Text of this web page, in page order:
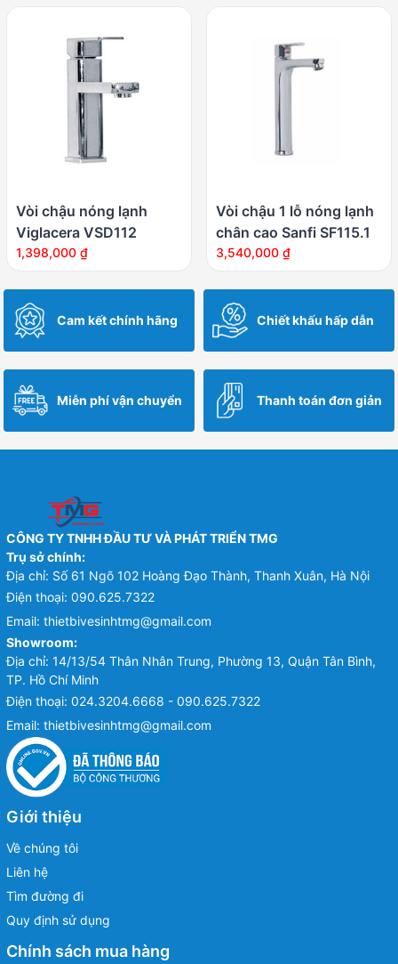
Vòi chậu nóng lạnh
Viglacera VSD112
1,398,000 ₫
Vòi chậu 1 lỗ nóng lạnh
chân cao Sanfi SF115.1
3,540,000 ₫
Cam kết chính hãng Chiết khấu hấp dẫn
Miễn phí vận chuyển Thanh toán đơn giản
CÔNG TY TNHH ĐẦU TƯ VÀ PHÁT TRIỂN TMG
Trụ sở chính:
Địa chỉ: Số 61 Ngõ 102 Hoàng Đạo Thành, Thanh Xuân, Hà Nội
Điện thoại: 090.625.7322
Email: thietbivesinhtmg@gmail.com
Showroom:
Địa chỉ: 14/13/54 Thân Nhân Trung, Phường 13, Quận Tân Bình,
TP. Hồ Chí Minh
Điện thoại: 024.3204.6668 - 090.625.7322
Email: thietbivesinhtmg@gmail.com
Giới thiệu
Về chúng tôi
Liên hệ
Tìm đường đi
Quy định sử dụng
Chính sách mua hàng